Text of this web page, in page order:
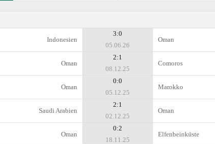
Indonesien
3:0
05.06.26
Oman
Oman
2:1
08.12.25
Comoros
Oman
0:0
05.12.25
Marokko
Saudi Arabien
2:1
02.12.25
Oman
Oman
0:2
18.11.25
Elfenbeinküste